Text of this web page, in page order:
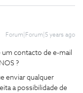
Forum|Forum|5 years ago
contacto de e-mail
?
enviar qualquer
a possibilidade de